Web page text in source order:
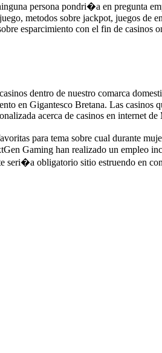
persona pondri�a en
metodos sobre jackpot, juegos
esparcimiento con el fin de
dentro de nuestro comarca
en Gigantesco Bretana. Las
acerca de casinos en internet
para tema sobre cual durante
Gaming han realizado un empleo
seri�a obligatorio sitio estruendo en